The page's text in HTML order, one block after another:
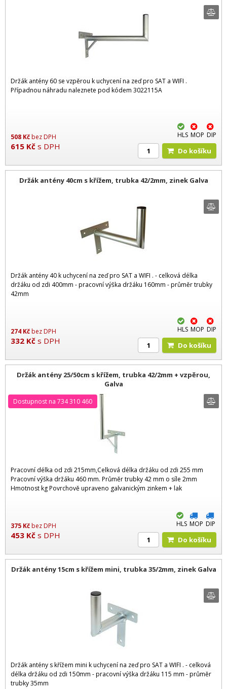
Držák antény 60 se vzpěrou k uchycení na zeď pro SAT a WIFI .
Případnou náhradu naleznete pod kódem 3022115A
508 Kčbez DPH
615 Kč s DPH
HLS MOP DIP
Do košíku
Držák antény 40cm s křížem, trubka 42/2mm, zinek Galva
Držák antény 40 k uchycení na zeď pro SAT a WIFI . - celková délka
držáku od zdi 400mm - pracovní výška držáku 160mm - průměr trubky
42mm
274 Kčbez DPH
332 Kč s DPH
HLS MOP DIP
Do košíku
Držák antény 25/50cm s křížem, trubka 42/2mm + vzpěrou,
Galva
Pracovní délka od zdi 215mm,Celková délka držáku od zdi 255 mm
Pracovní výška držáku 460 mm. Průměr trubky 42 mm o síle 2mm
Hmotnost kg Povrchově upraveno galvanickým zinkem + lak
375 Kčbez DPH
453 Kč s DPH
Dostupnost na 734 310 460
HLS MOP DIP
Do košíku
Držák antény 15cm s křížem mini, trubka 35/2mm, zinek Galva
Držák antény s křížem mini k uchycení na zeď pro SAT a WIFI . - celková
délka držáku od zdi 150mm - pracovní výška držáku 115 mm - průměr
trubky 35mm